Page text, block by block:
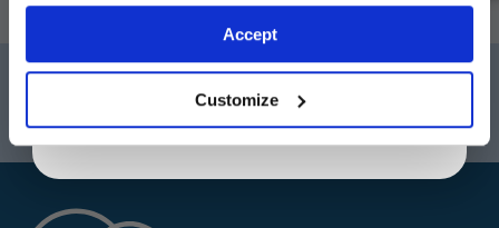
Accept
Customize
Darlington
+44 (0) 1325 282732
E-mail:sales@fpeseals.com
Doncaster
E-mail:
privacy policy.